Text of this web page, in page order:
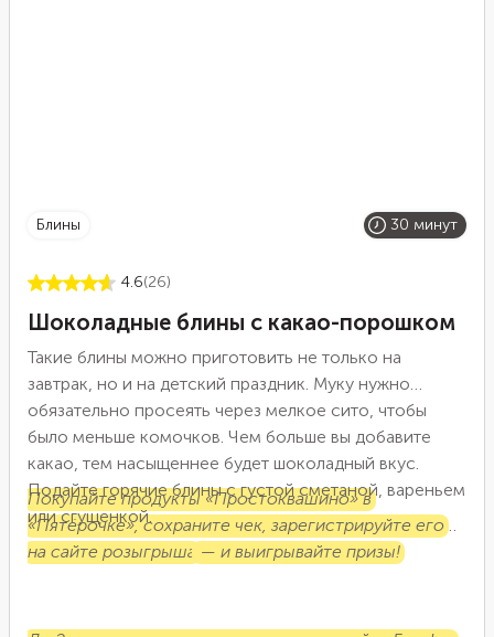
блины 30 минут
4.6(26)
Шоколадные блины с какао-порошком
Такие блины можно приготовить не только на
завтрак, но и на детский праздник. Муку нужно
обязательно просеять через мелкое сито, чтобы
было меньше комочков. Чем больше вы добавите
какао, тем насыщеннее будет шоколадный вкус.
Подайте горячие блины с густой сметаной, вареньем
или сгущенкой.
Покупайте продукты «Простоквашино» в
«Пятёрочке», сохраните чек, зарегистрируйте его
на сайте розыгрыша — и выигрывайте призы!